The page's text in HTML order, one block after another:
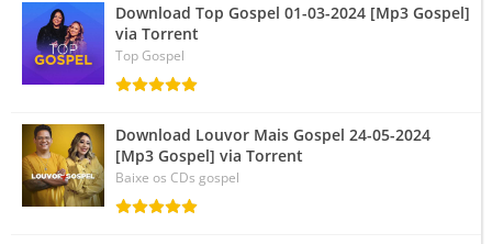
Download Top Gospel 01-03-2024 [Mp3 Gospel]
via Torrent
Top Gospel
Download Louvor Mais Gospel 24-05-2024
[Mp3 Gospel] via Torrent
Baixe os CDs gospel